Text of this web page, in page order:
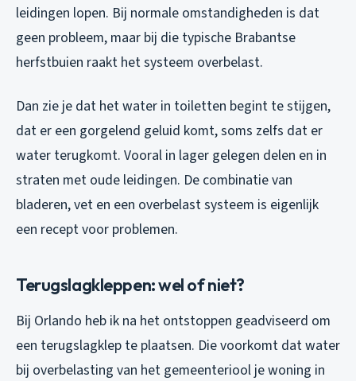
leidingen lopen. Bij normale omstandigheden is dat
geen probleem, maar bij die typische Brabantse
herfstbuien raakt het systeem overbelast.
Dan zie je dat het water in toiletten begint te stijgen,
dat er een gorgelend geluid komt, soms zelfs dat er
water terugkomt. Vooral in lager gelegen delen en in
straten met oude leidingen. De combinatie van
bladeren, vet en een overbelast systeem is eigenlijk
een recept voor problemen.
Terugslagkleppen: wel of niet?
Bij Orlando heb ik na het ontstoppen geadviseerd om
een terugslagklep te plaatsen. Die voorkomt dat water
bij overbelasting van het gemeenteriool je woning in